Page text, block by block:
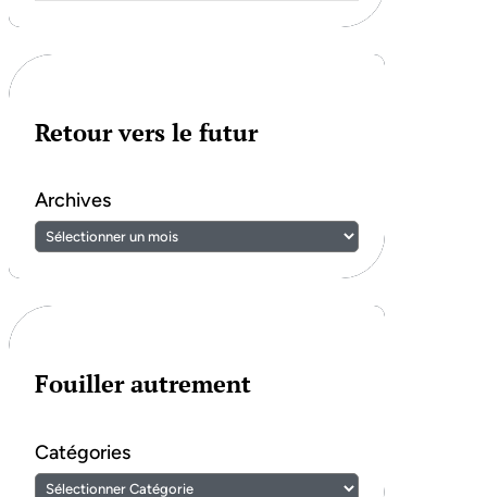
Retour vers le futur
Archives
Fouiller autrement
Catégories